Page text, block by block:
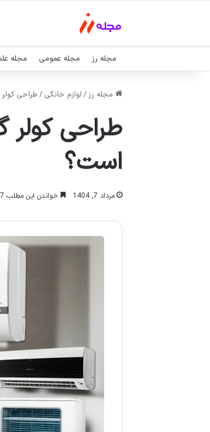
مجله رز مجله عمومی مجله
مجله رز/ لوازم خانگی / طراحی
طراحی کولر
است؟
مرداد 7, 1404 خواندن این مطلب 17 دقیقه زمان میبرد